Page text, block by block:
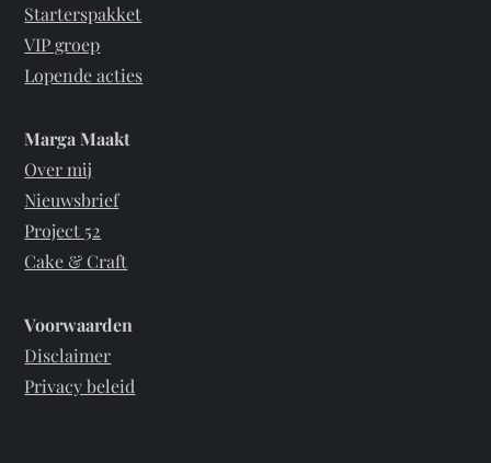
Starterspakket
VIP groep
Lopende acties
Marga Maakt
Over mij
Nieuwsbrief
Project 52
Cake & Craft
Voorwaarden
Disclaimer
Privacy beleid